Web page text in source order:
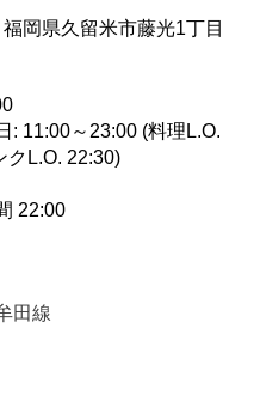
岡県久留米市藤光1丁目
: 11:00～23:00 (料理L.O.
クL.O. 22:30)
22:00
田線